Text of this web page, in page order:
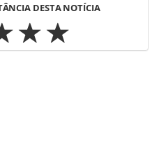
DESTA NOTÍCIA
mercado/consolidadoras/
com-lideranca-de-